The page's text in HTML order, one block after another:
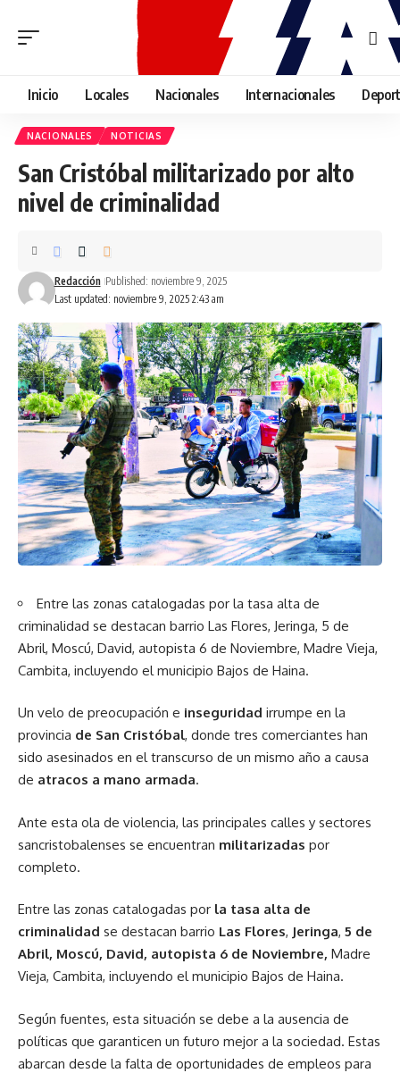
Inicio Locales Nacionales Internacionales
NACIONALES NOTICIAS
San Cristóbal militarizado por alto
nivel de criminalidad
Last updated: noviembre 9, 2025 2:43 am
Redacción Published: noviembre 9, 2025
Entre las zonas catalogadas por la tasa alta de
criminalidad se destacan barrio Las Flores, Jeringa, 5 de
Abril, Moscú, David, autopista 6 de Noviembre, Madre Vieja,
Cambita, incluyendo el municipio Bajos de Haina.
Un velo de preocupación e inseguridad irrumpe en la
provincia de San Cristóbal, donde tres comerciantes han
sido asesinados en el transcurso de un mismo año a causa
de atracos a mano armada.
Ante esta ola de violencia, las principales calles y sectores
sancristobalenses se encuentran militarizadas por
completo.
Entre las zonas catalogadas por la tasa alta de
criminalidad se destacan barrio Las Flores, Jeringa, 5 de
Abril, Moscú, David, autopista 6 de Noviembre, Madre
Vieja, Cambita, incluyendo el municipio Bajos de Haina.
Según fuentes, esta situación se debe a la ausencia de
políticas que garanticen un futuro mejor a la sociedad. Estas
abarcan desde la falta de oportunidades de empleos para